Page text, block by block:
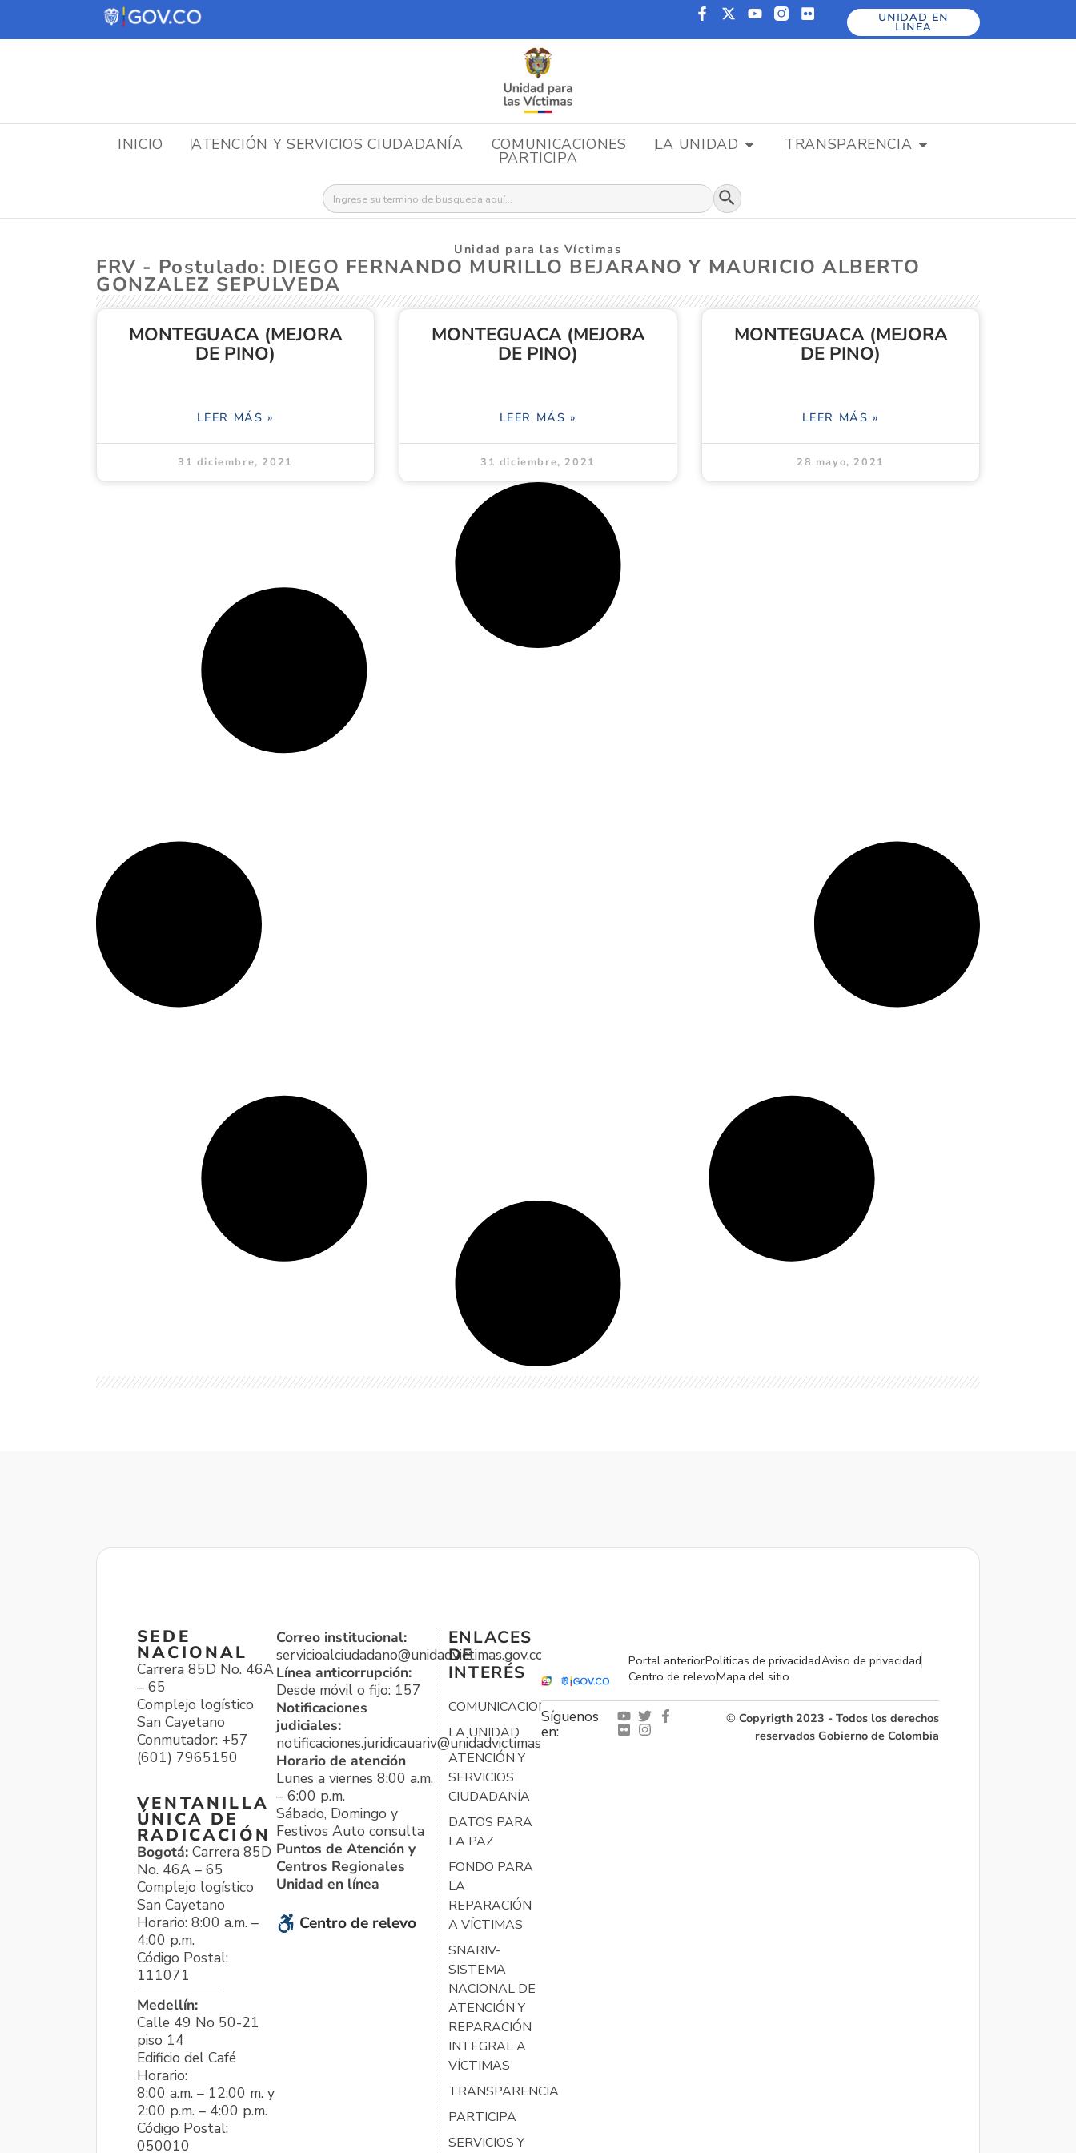
UNIDAD EN
LÍNEA
INICIO ATENCIÓN Y SERVICIOS CIUDADANÍA COMUNICACIONES LA UNIDAD TRANSPARENCIA
PARTICIPA
Buscar: Botón de búsqueda
Unidad para las Víctimas
FRV - Postulado: DIEGO FERNANDO MURILLO BEJARANO Y MAURICIO ALBERTO
GONZALEZ SEPULVEDA
MONTEGUACA (MEJORA
DE PINO)
LEER MÁS »
31 diciembre, 2021
MONTEGUACA (MEJORA
DE PINO)
LEER MÁS »
31 diciembre, 2021
MONTEGUACA (MEJORA
DE PINO)
LEER MÁS »
28 mayo, 2021
SEDE
NACIONAL
Carrera 85D No. 46A
– 65
Complejo logístico
San Cayetano
Conmutador: +57
(601) 7965150
VENTANILLA
ÚNICA DE
RADICACIÓN
Bogotá: Carrera 85D
No. 46A – 65
Complejo logístico
San Cayetano
Horario: 8:00 a.m. –
4:00 p.m.
Código Postal:
111071
Medellín:
Calle 49 No 50-21
piso 14
Edificio del Café
Horario:
8:00 a.m. – 12:00 m. y
2:00 p.m. – 4:00 p.m.
Código Postal:
050010
Correo institucional:
servicioalciudadano@unidadvictimas.gov.co
Línea anticorrupción:
Desde móvil o fijo: 157
Notificaciones
judiciales:
notificaciones.juridicauariv@unidadvictimas.gov.co
Horario de atención
Lunes a viernes 8:00 a.m.
– 6:00 p.m.
Sábado, Domingo y
Festivos Auto consulta
Puntos de Atención y
Centros Regionales
Unidad en línea
Centro de relevo
ENLACES
DE
INTERÉS
COMUNICACIONES
LA UNIDAD
ATENCIÓN Y
SERVICIOS
CIUDADANÍA
DATOS PARA
LA PAZ
FONDO PARA
LA
REPARACIÓN
A VÍCTIMAS
SNARIV-
SISTEMA
NACIONAL DE
ATENCIÓN Y
REPARACIÓN
INTEGRAL A
VÍCTIMAS
TRANSPARENCIA
PARTICIPA
SERVICIOS Y
Portal anteriorPolíticas de privacidadAviso de privacidad
Centro de relevoMapa del sitio
Síguenos
en:
© Copyrigth 2023 - Todos los derechos
reservados Gobierno de Colombia